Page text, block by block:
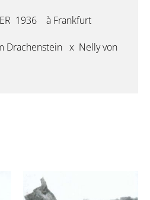
1936 à Frankfurt
Drachenstein x Nelly von